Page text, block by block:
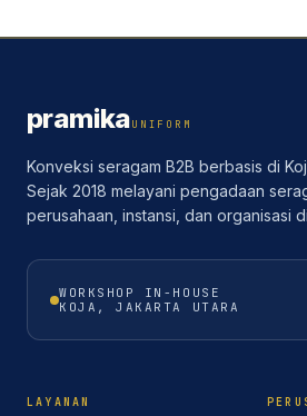
pramikaUNIFORM
Konveksi seragam B2B berbasis di
Sejak 2018 melayani pengadaan
perusahaan, instansi, dan organisasi
WORKSHOP IN-HOUSE
KOJA, JAKARTA UTARA
LAYANAN